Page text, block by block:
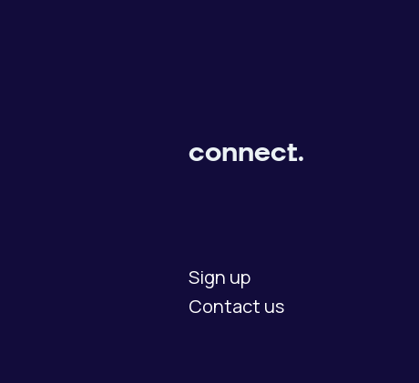
connect.
Sign up
Contact us